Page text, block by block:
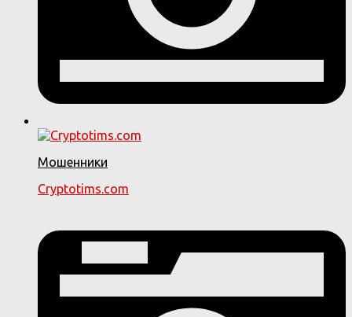
Мошенники
Cryptotims.com